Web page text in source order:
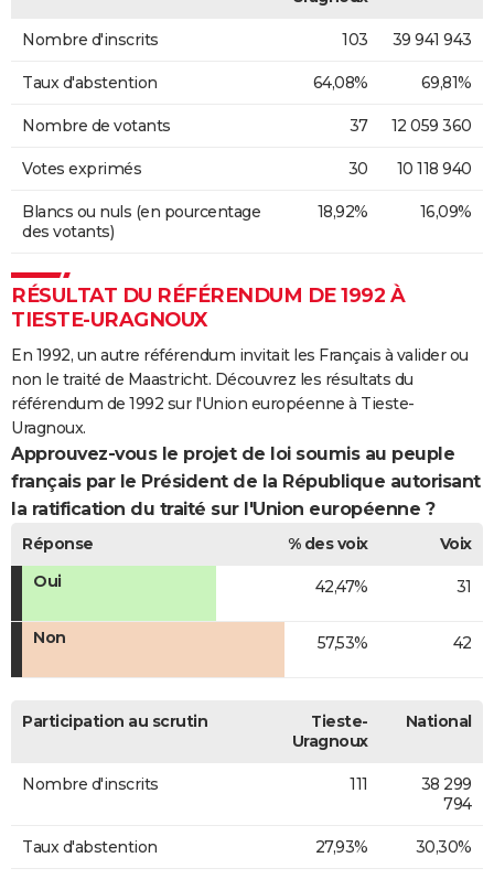
Nombre d'inscrits 103 39 941 943
Taux d'abstention 64,08% 69,81%
Nombre de votants 37 12 059 360
Votes exprimés 30 10 118 940
Blancs ou nuls (en pourcentage
des votants)
18,92% 16,09%
RÉSULTAT DU RÉFÉRENDUM DE 1992 À
TIESTE-URAGNOUX
En 1992, un autre référendum invitait les Français à valider ou
non le traité de Maastricht. Découvrez les résultats du
référendum de 1992 sur l'Union européenne à Tieste-
Uragnoux.
Approuvez-vous le projet de loi soumis au peuple
français par le Président de la République autorisant
la ratification du traité sur l'Union européenne ?
Réponse % des voix
Voix
Oui
42,47% 31
Non 57,53% 42
Participation au scrutin
Tieste-
Uragnoux
National
Nombre d'inscrits 111
38 299
794
Taux d'abstention 27,93% 30,30%